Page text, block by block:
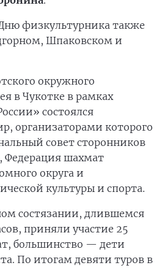
физкультурника также
Шпаковском и
окружного
в Чукотке в рамках
состоялся
организаторами которого
совет сторонников
Федерация шахмат
округа и
культуры и спорта.
состязании, длившемся
приняли участие 25
большинство — дети
По итогам девяти туров в